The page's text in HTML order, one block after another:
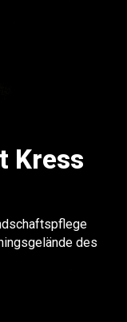
Kress
des